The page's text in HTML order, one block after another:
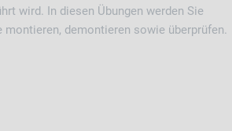
wird. In diesen Übungen werden Sie
demontieren sowie überprüfen.